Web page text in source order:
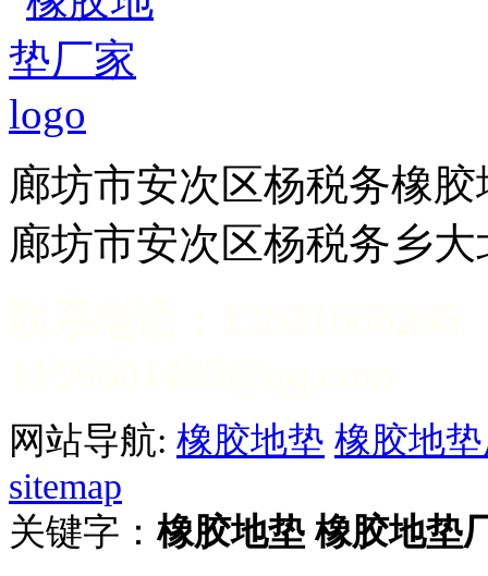
廊坊市安次区杨税
廊坊市安次区杨税务乡
网站导航: 橡胶地垫 橡胶地
sitemap
关键字：橡胶地垫 橡胶地垫